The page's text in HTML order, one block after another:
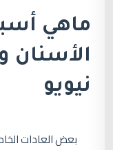
ماهي
الأسنان
نيويو
بعض العادات